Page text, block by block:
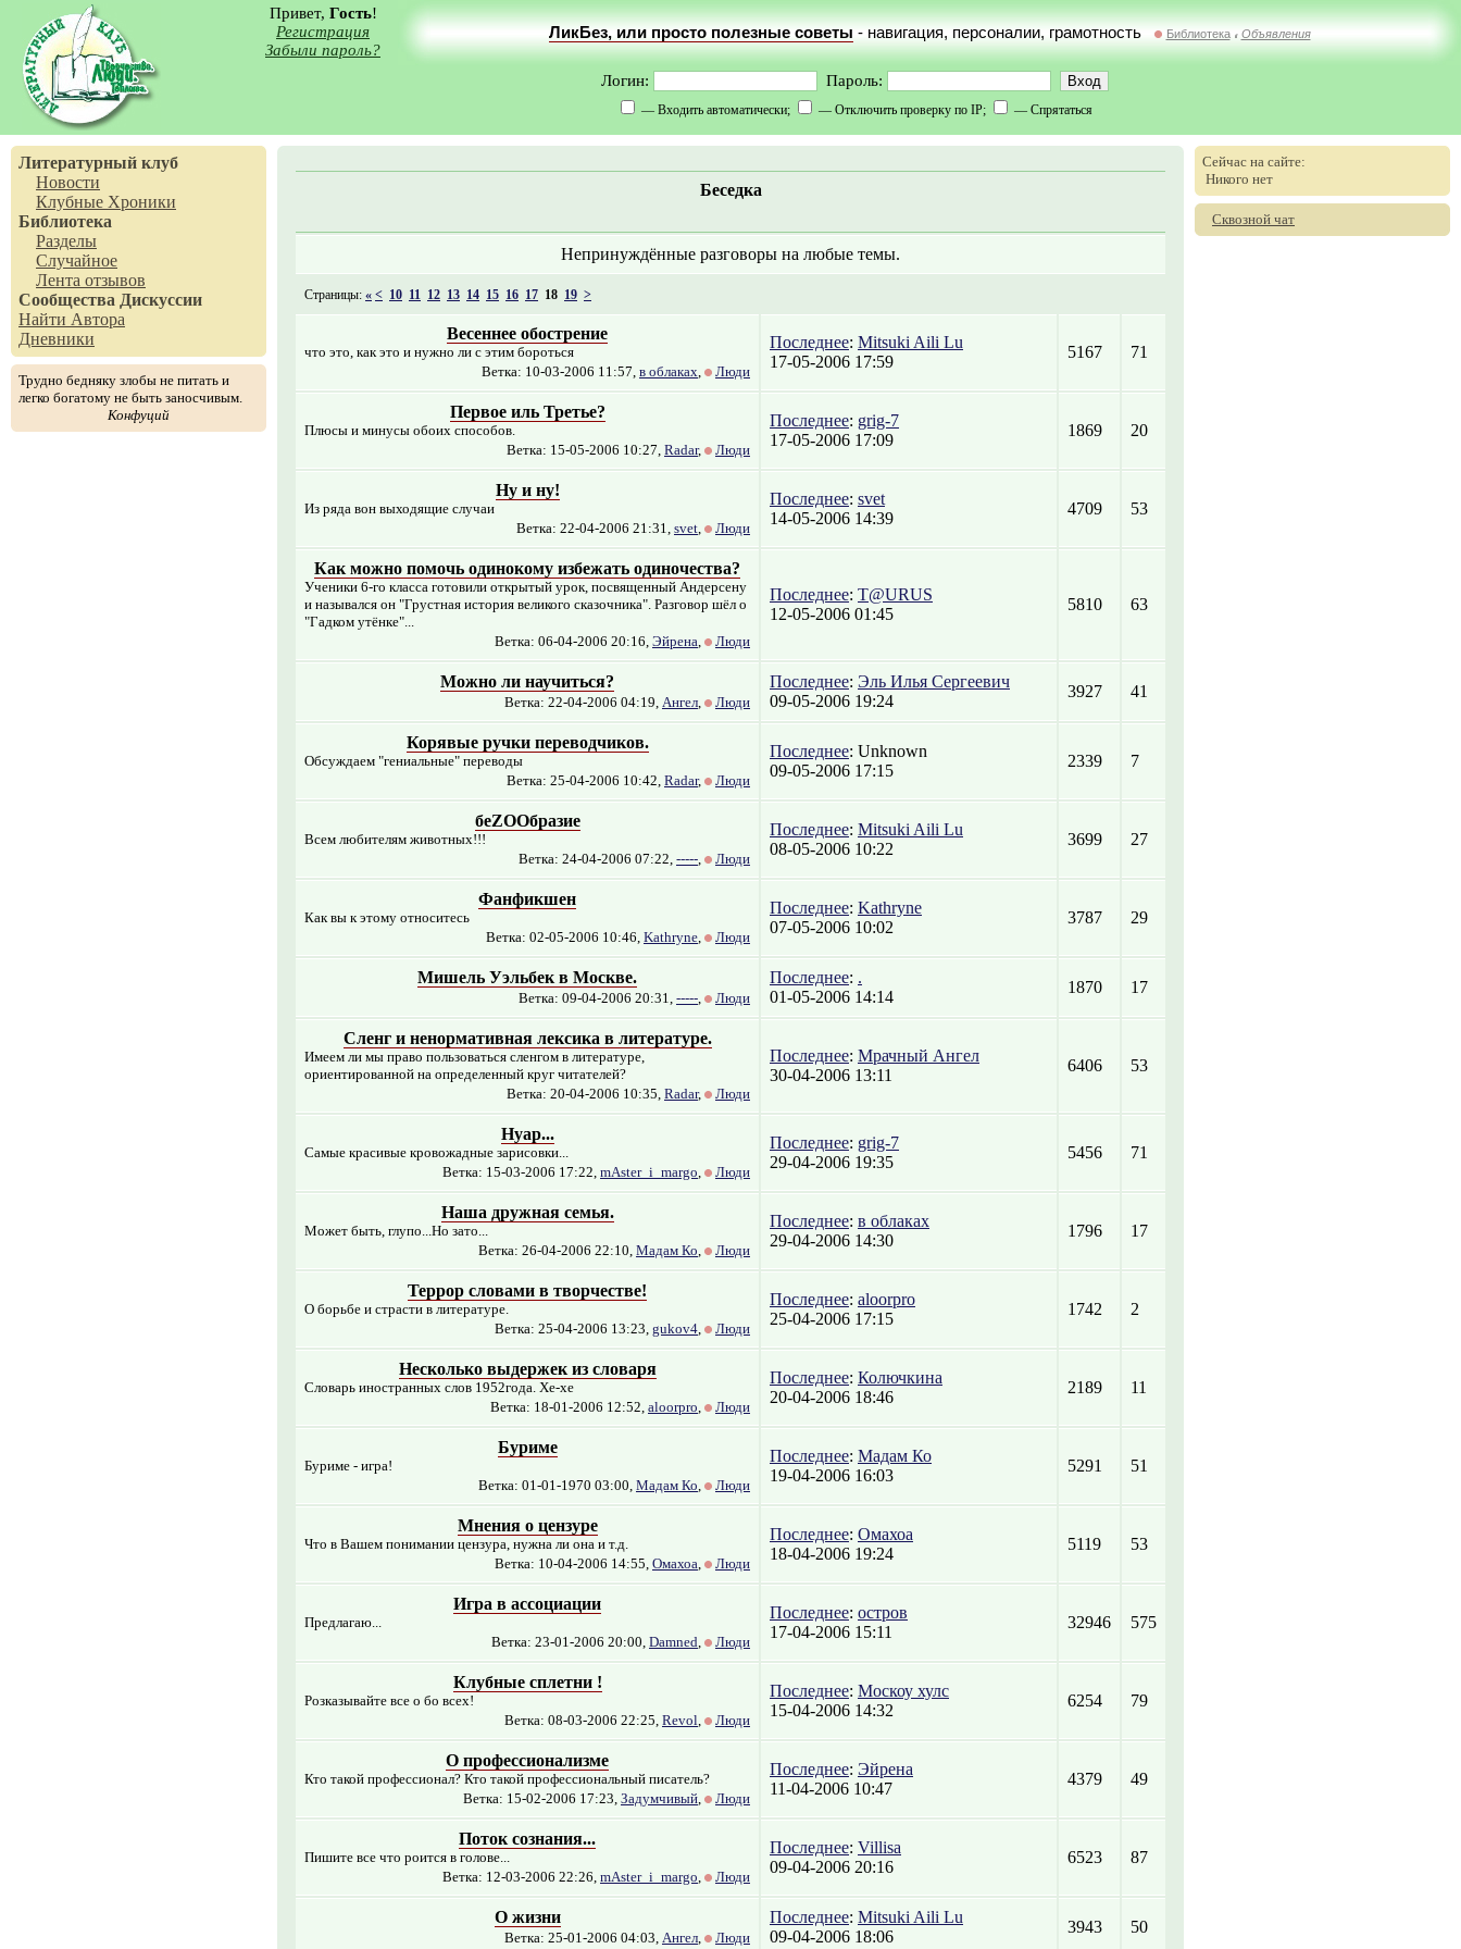
Привет, Гость!
Регистрация
Забыли пароль?
ЛикБез, или просто полезные советы - навигация, персоналии, грамотность Библиотека // Объявления
Логин: Пароль:
— Входить автоматически; — Отключить проверку по IP; — Спрятаться
Литературный клуб
Новости
Клубные Хроники
Библиотека
Разделы
Случайное
Лента отзывов
Сообщества Дискуссии
Найти Автора
Дневники
Трудно бедняку злобы не питать и
легко богатому не быть заносчивым.
Конфуций
Беседка
Непринуждённые разговоры на любые темы.
Страницы: « < 10 11 12 13 14 15 16 17 18 19 >
Весеннее обострение
что это, как это и нужно ли с этим бороться
Ветка: 10-03-2006 11:57, в облаках, Люди
Последнее: Mitsuki Aili Lu
17-05-2006 17:59
5167 71
Первое иль Третье?
Плюсы и минусы обоих способов.
Ветка: 15-05-2006 10:27, Radar, Люди
Последнее: grig-7
17-05-2006 17:09
1869 20
Ну и ну!
Из ряда вон выходящие случаи
Ветка: 22-04-2006 21:31, svet, Люди
Последнее: svet
14-05-2006 14:39
4709 53
Как можно помочь одинокому избежать одиночества?
Ученики 6-го класса готовили открытый урок, посвященный Андерсену
и назывался он "Грустная история великого сказочника". Разговор шёл о
"Гадком утёнке"...
Ветка: 06-04-2006 20:16, Эйрена, Люди
Последнее: T@URUS
12-05-2006 01:45
5810 63
Можно ли научиться?
Ветка: 22-04-2006 04:19, Ангел, Люди
Последнее: Эль Илья Сергеевич
09-05-2006 19:24
3927 41
Корявые ручки переводчиков.
Обсуждаем "гениальные" переводы
Ветка: 25-04-2006 10:42, Radar, Люди
Последнее: Unknown
09-05-2006 17:15
2339 7
беZOOбразие
Всем любителям животных!!!
Ветка: 24-04-2006 07:22, -----, Люди
Последнее: Mitsuki Aili Lu
08-05-2006 10:22
3699 27
Фанфикшен
Как вы к этому относитесь
Ветка: 02-05-2006 10:46, Kathryne, Люди
Последнее: Kathryne
07-05-2006 10:02
3787 29
Мишель Уэльбек в Москве.
Ветка: 09-04-2006 20:31, -----, Люди
Последнее: .
01-05-2006 14:14
1870 17
Сленг и ненормативная лексика в литературе.
Имеем ли мы право пользоваться сленгом в литературе,
ориентированной на определенный круг читателей?
Ветка: 20-04-2006 10:35, Radar, Люди
Последнее: Мрачный Ангел
30-04-2006 13:11
6406 53
Нуар...
Самые красивые кровожадные зарисовки...
Ветка: 15-03-2006 17:22, mAster_i_margo, Люди
Последнее: grig-7
29-04-2006 19:35
5456 71
Наша дружная семья.
Может быть, глупо...Но зато...
Ветка: 26-04-2006 22:10, Мадам Ко, Люди
Последнее: в облаках
29-04-2006 14:30
1796 17
Террор словами в творчестве!
О борьбе и страсти в литературе.
Ветка: 25-04-2006 13:23, gukov4, Люди
Последнее: aloorpro
25-04-2006 17:15
1742 2
Несколько выдержек из словаря
Словарь иностранных слов 1952года. Хе-хе
Ветка: 18-01-2006 12:52, aloorpro, Люди
Последнее: Колючкина
20-04-2006 18:46
2189 11
Буриме
Буриме - игра!
Ветка: 01-01-1970 03:00, Мадам Ко, Люди
Последнее: Мадам Ко
19-04-2006 16:03
5291 51
Мнения о цензуре
Что в Вашем понимании цензура, нужна ли она и т.д.
Ветка: 10-04-2006 14:55, Омахоа, Люди
Последнее: Омахоа
18-04-2006 19:24
5119 53
Игра в ассоциации
Предлагаю...
Ветка: 23-01-2006 20:00, Damned, Люди
Последнее: остров
17-04-2006 15:11
32946 575
Клубные сплетни !
Розказывайте все о бо всех!
Ветка: 08-03-2006 22:25, Revol, Люди
Последнее: Москоу хулс
15-04-2006 14:32
6254 79
О профессионализме
Кто такой профессионал? Кто такой профессиональный писатель?
Ветка: 15-02-2006 17:23, Задумчивый, Люди
Последнее: Эйрена
11-04-2006 10:47
4379 49
Поток сознания...
Пишите все что роится в голове...
Ветка: 12-03-2006 22:26, mAster_i_margo, Люди
Последнее: Villisa
09-04-2006 20:16
6523 87
О жизни
Ветка: 25-01-2006 04:03, Ангел, Люди
Последнее: Mitsuki Aili Lu
09-04-2006 18:06
3943 50
Сейчас на сайте:
Никого нет
Сквозной чат